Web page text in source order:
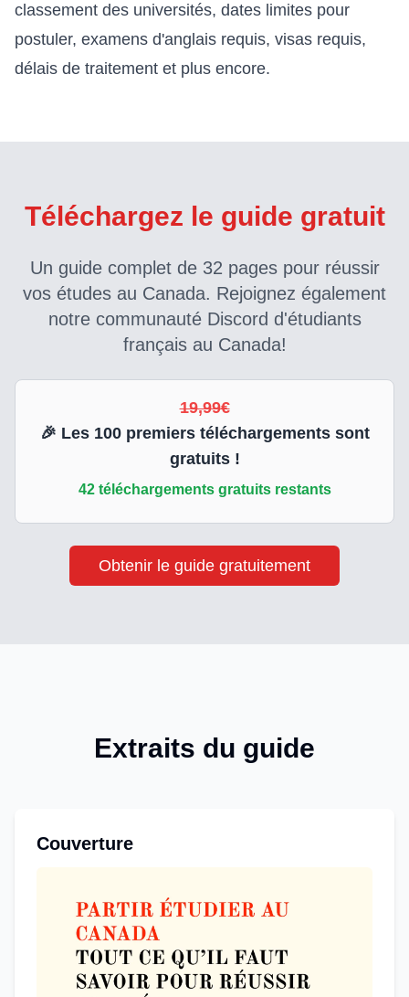
classement des universités, dates limites pour
postuler, examens d'anglais requis, visas requis,
délais de traitement et plus encore.
Téléchargez le guide gratuit
Un guide complet de 32 pages pour réussir
vos études au Canada. Rejoignez également
notre communauté Discord d'étudiants
français au Canada!
19,99€
🎉 Les 100premiers téléchargements sont
gratuits !
42 téléchargements gratuits restants
Obtenir le guide gratuitement
Extraits du guide
Couverture